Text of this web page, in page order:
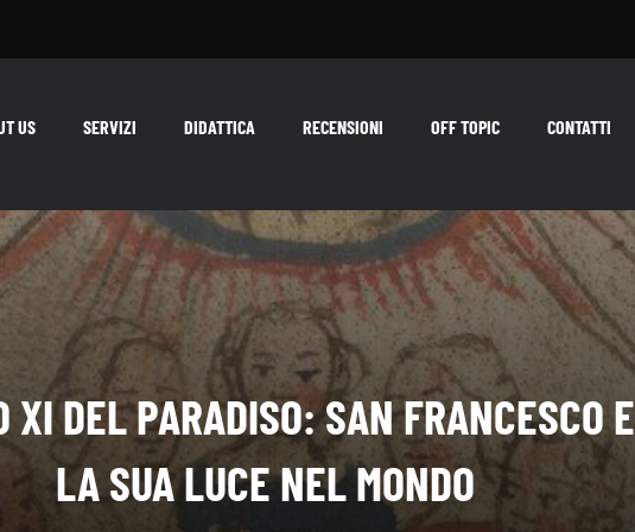
US SERVIZI DIDATTICA RECENSIONI OFF TOPIC CONTATTI
XI DEL PARADISO: SAN FRANCESCO E
LA SUA LUCE NEL MONDO